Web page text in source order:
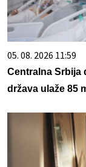
05. 08. 2026 11:59
Centralna Srbija
država ulaže 85